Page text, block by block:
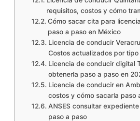
requisitos, costos y cómo
Cómo sacar cita para
paso a paso en México
Licencia de conducir
Costos actualizados por tipo
Licencia de conducir digital
obtenerla paso a paso en
Licencia de conducir en
costos y cómo sacarla paso
ANSES consultar
paso a paso